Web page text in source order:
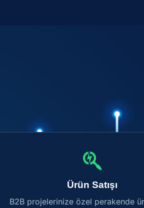
Ürün Satışı
B2B projelerinize özel perakende